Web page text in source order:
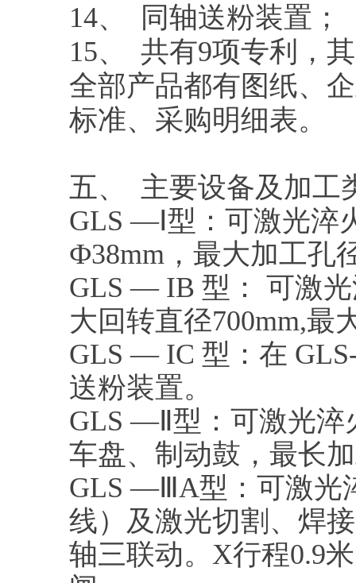
14、 同轴送粉装置；
15、 共有9项专利，
全部产品都有图纸、
标准、采购明细表。
五、 主要设备及加工
GLS —Ⅰ型：可激光淬
Ф38mm，最大加工孔
GLS — IB 型： 可激
大回转直径700mm,最
GLS — IC 型：在
送粉装置。
GLS —Ⅱ型：可激光淬
车盘、制动鼓，最长
GLS —ⅢA型：可激光
线）及激光切割、焊
轴三联动。X行程0.9